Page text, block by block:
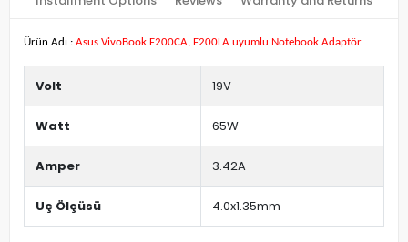
Ürün Adı : Asus VivoBook F200CA, F200LA uyumlu Notebook Adaptör
Volt 19V
Watt 65W
Amper 3.42A
Uç Ölçüsü 4.0x1.35mm